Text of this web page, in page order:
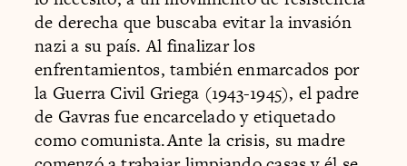
de derecha que buscaba evitar la invasión
nazi a su país. Al finalizar los
enfrentamientos, también enmarcados por
la Guerra Civil Griega (1943-1945), el padre
de Gavras fue encarcelado y etiquetado
como comunista.Ante la crisis, su madre